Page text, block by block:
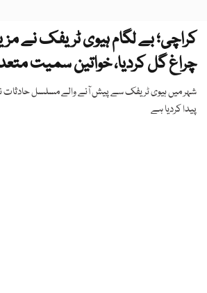
چراغ گل کردیا، خواتین سمیت
شہر میں ہیوی ٹریفک سے پیش آنے والے مسلسل حادثات
پیدا کردیا ہے